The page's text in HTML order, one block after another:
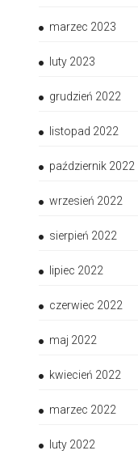
marzec 2023
luty 2023
grudzień 2022
listopad 2022
październik 2022
wrzesień 2022
sierpień 2022
lipiec 2022
czerwiec 2022
maj 2022
kwiecień 2022
marzec 2022
luty 2022